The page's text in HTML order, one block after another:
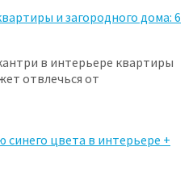
и загородного дома: 6
в интерьере квартиры
отвлечься от
синего цвета в интерьере +